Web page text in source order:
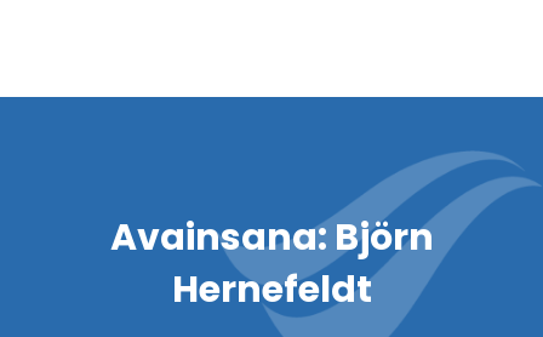
Avainsana: Björn
Hernefeldt